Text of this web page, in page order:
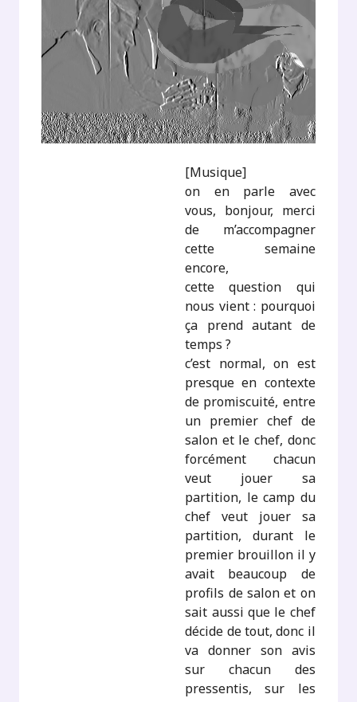
[Musique]
on en parle avec
vous, bonjour, merci
de m’accompagner
cette semaine
encore,
cette question qui
nous vient : pourquoi
ça prend autant de
temps ?
c’est normal, on est
presque en contexte
de promiscuité, entre
un premier chef de
salon et le chef, donc
forcément chacun
veut jouer sa
partition, le camp du
chef veut jouer sa
partition, durant le
premier brouillon il y
avait beaucoup de
profils de salon et on
sait aussi que le chef
décide de tout, donc il
va donner son avis
sur chacun des
pressentis, sur les